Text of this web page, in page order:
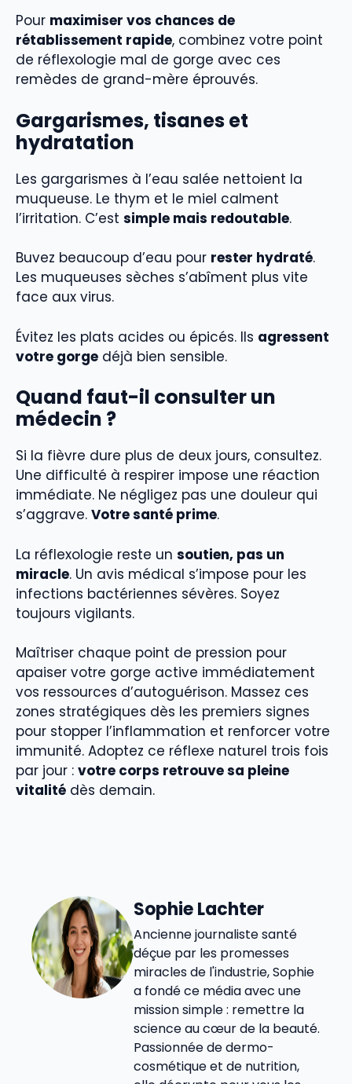
Pour maximiser vos chances de
rétablissement rapide, combinez votre point
de réflexologie mal de gorge avec ces
remèdes de grand-mère éprouvés.
Gargarismes, tisanes et
hydratation
Les gargarismes à l’eau salée nettoient la
muqueuse. Le thym et le miel calment
l’irritation. C’est simple mais redoutable.
Buvez beaucoup d’eau pour rester hydraté.
Les muqueuses sèches s’abîment plus vite
face aux virus.
Évitez les plats acides ou épicés. Ils agressent
votre gorge déjà bien sensible.
Quand faut-il consulter un
médecin ?
Si la fièvre dure plus de deux jours, consultez.
Une difficulté à respirer impose une réaction
immédiate. Ne négligez pas une douleur qui
s’aggrave. Votre santé prime.
La réflexologie reste un soutien, pas un
miracle. Un avis médical s’impose pour les
infections bactériennes sévères. Soyez
toujours vigilants.
Maîtriser chaque point de pression pour
apaiser votre gorge active immédiatement
vos ressources d’autoguérison. Massez ces
zones stratégiques dès les premiers signes
pour stopper l’inflammation et renforcer votre
immunité. Adoptez ce réflexe naturel trois fois
par jour : votre corps retrouve sa pleine
vitalité dès demain.
Sophie Lachter
Ancienne journaliste santé
déçue par les promesses
miracles de l'industrie, Sophie
a fondé ce média avec une
mission simple : remettre la
science au cœur de la beauté.
Passionnée de dermo-
cosmétique et de nutrition,